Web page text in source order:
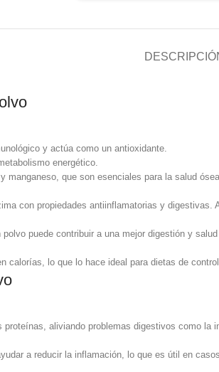
y actúa como un antioxidante.
energético.
manganeso, que son esenciales para la salud
con propiedades antiinflamatorias y
puede contribuir a una mejor digestión y
calorías, lo que lo hace ideal para dietas de
proteínas, aliviando problemas digestivos como la
a reducir la inflamación, lo que es útil en